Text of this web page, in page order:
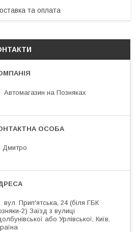
та оплата
Автомагазин на Позняках
Дмитро
вул. Прип'ятська, 24 (біля ГБК
2) Заїзд з вулиці
або Урлівської, Київ,